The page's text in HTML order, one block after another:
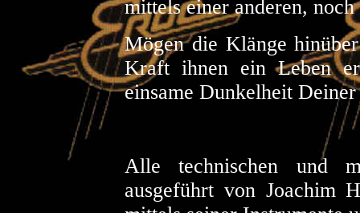
mittels einer anderen,
Mögen die Klänge
Kraft ihnen ein Leben
einsame Dunkelheit
Alle technischen und
ausgeführt von Joachim